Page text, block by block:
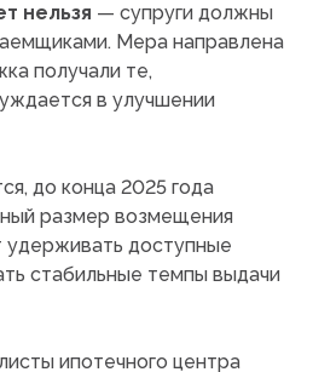
нельзя — супруги должны
Мера направлена
получали те,
в улучшении
до конца 2025 года
размер возмещения
удерживать доступные
стабильные темпы выдачи
ипотечного центра